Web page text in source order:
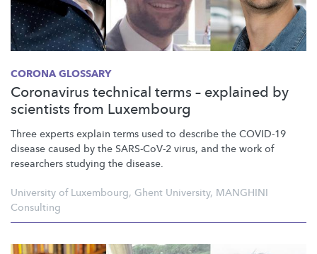
CORONA GLOSSARY
Coronavirus technical terms – explained by
scientists from Luxembourg
Three experts explain terms used to describe the COVID-19
disease caused by the SARS-CoV-2 virus, and the work of
researchers studying the disease.
University of Luxembourg, Ghent University, MANGHINI
Consulting